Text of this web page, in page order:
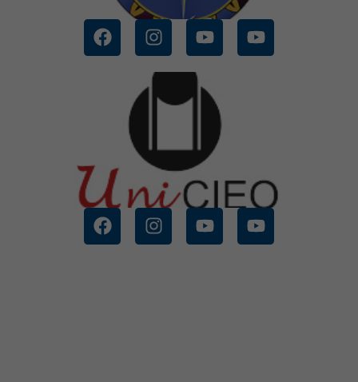
FUNDACION UNIVERSITARIA
CIEO
CONOCE MÁS